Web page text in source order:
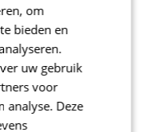
om
bieden en
uw gebruik
voor
analyse. Deze